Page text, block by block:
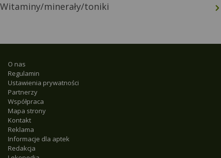
Witaminy/minerały/toniki
O nas
Regulamin
Ustawienia prywatności
Partnerzy
Współpraca
Mapa strony
Kontakt
Reklama
Informacje dla aptek
Redakcja